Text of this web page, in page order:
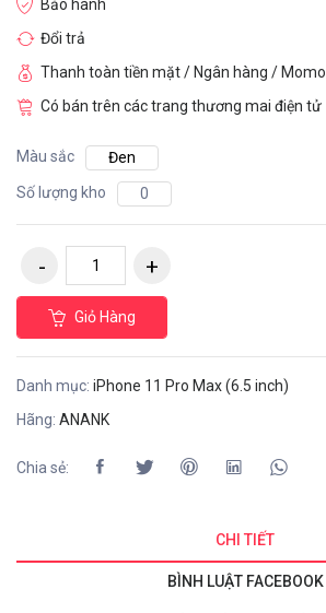
Bảo hành
Đổi trả
Thanh toàn tiền mặt / Ngân hàng / Momo
Có bán trên các trang thương mai điện tử
Màu sắc
Đen
Số lượng kho
0
Giỏ Hàng
Danh mục: iPhone 11 Pro Max (6.5 inch)
Hãng: ANANK
Chia sẻ:
CHI TIẾT
BÌNH LUẬT FACEBOOK